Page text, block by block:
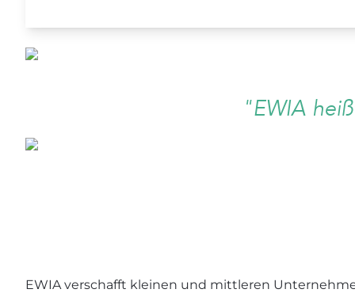
"EWIA
EWIA verschafft kleinen und mittleren